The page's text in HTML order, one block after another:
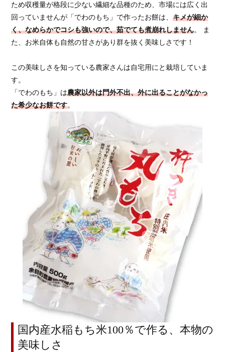
ため収穫量が格段に少ない繊細な品種のため、市場には広く出
回っていませんが「でわのもち」で作ったお餅は、キメが細か
く、なめらかでコシも強いので、茹でても煮崩れしません。 ま
た、お米自体も自然の甘さがあり群を抜く美味しさです！
この美味しさを知っている農家さんは自宅用にと栽培していま
す。
「でわのもち」は農家以外は門外不出、外に出ることがなかっ
た希少なお餅です。
国内産水稲もち米100％で作る、本物の
美味しさ